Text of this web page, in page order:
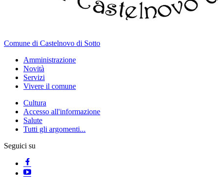
Comune di Castelnovo di Sotto
Amministrazione
Novità
Servizi
Vivere il comune
Cultura
Accesso all'informazione
Salute
Tutti gli argomenti...
Seguici su